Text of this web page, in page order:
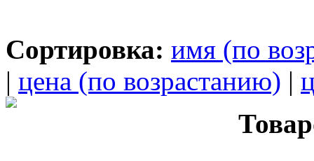
Сортировка: имя (по
| цена (по возрастанию) |